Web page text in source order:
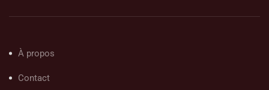
À propos
Contact